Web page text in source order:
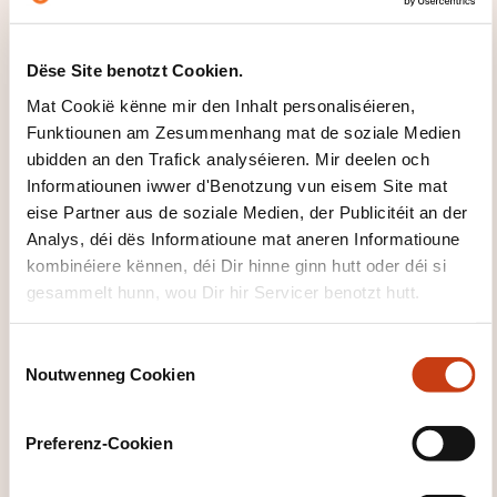
Dëse Site benotzt Cookien.
Mat Cookië kënne mir den Inhalt personaliséieren,
Funktiounen am Zesummenhang mat de soziale Medien
ubidden an den Trafick analyséieren. Mir deelen och
Informatiounen iwwer d'Benotzung vun eisem Site mat
eise Partner aus de soziale Medien, der Publicitéit an der
Analys, déi dës Informatioune mat aneren Informatioune
kombinéiere kënnen, déi Dir hinne ginn hutt oder déi si
gesammelt hunn, wou Dir hir Servicer benotzt hutt.
Noutwenneg Cookien
Preferenz-Cookien
ressemblances et différences.
Les symptômes, les allergènes dits majeurs,…
Quels allergènes sont attendus dans quels
aliments? Quels sont les inattendus?
Comment:
Comprendre les réglementations européennes
et belges en matière d’allergènes?
Réalisation d’exercices pratiques sur base
recettes.